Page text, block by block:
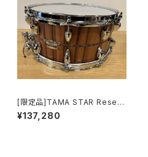
[限定品]TAMA STAR Reserv
e Snare Drum G-Mahogany
TGHS1465S-SNT
¥137,280